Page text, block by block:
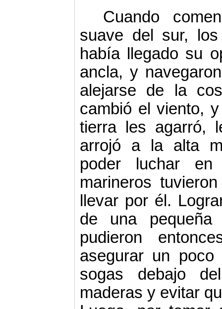
Cuando
suave del sur,
había llegado su
ancla, y
alejarse de la
cambió el viento,
tierra les agarró,
arrojó a la alta
poder luchar
marineros
llevar por él.
de una
pudieron
asegurar un poco
sogas debajo
maderas y evitar